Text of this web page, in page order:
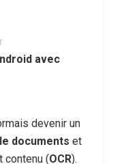
avec
devenir un
documents et
contenu (OCR).